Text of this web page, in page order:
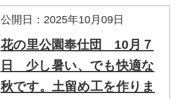
公開日：2025年10月09日
花の里公園奉仕団 10月７
日 少し暑い、でも快適な
秋です。土留め工を作りま